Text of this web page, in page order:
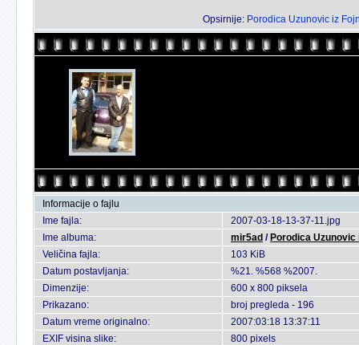
Opsirnije: Porodica Uzunovic iz
Informacije o fajlu
Ime fajla:
2007-03-18-13-37-11.jpg
Ime albuma:
mir5ad / Porodica
Veličina fajla:
103 KiB
Datum postavljanja:
%21. %568 %2007.
Dimenzije:
600 x 800 piksela
Prikazano:
broj pregleda - 196
Datum vreme originalno:
2007:03:18 13:37:11
EXIF visina slike:
800 pixels